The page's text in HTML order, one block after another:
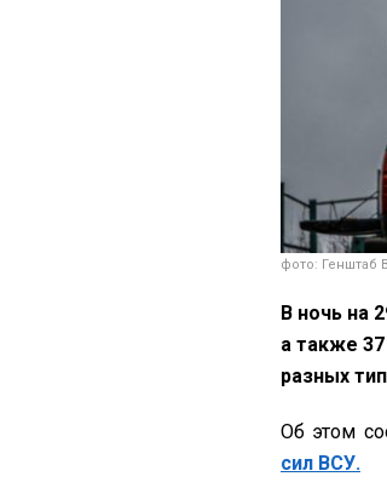
фото: Генштаб
В ночь на
а также
разных
Об этом
сил ВСУ.